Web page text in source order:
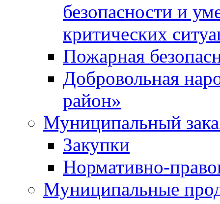
безопасности и
критических
Пожарная
Добровольная
район»
Муниципальный
Закупки
Нормативно-
Муниципальные